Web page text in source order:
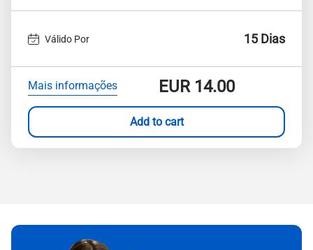
Válido Por 15 Dias
Mais informações EUR14.00
Add to cart